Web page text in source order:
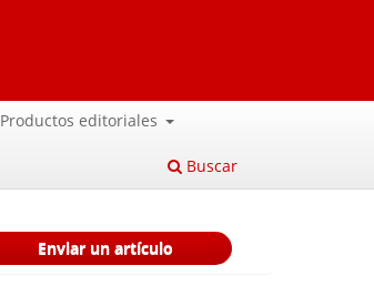
Productos editoriales
Buscar
Enviar un artículo